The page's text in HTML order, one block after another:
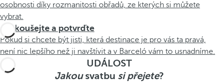
osobnosti díky rozmanitosti obřadů, ze kterých si můžete
vybrat.
Vyzkoušejte a potvrďte
Pokud si chcete být jisti, která destinace je pro vás ta pravá,
není nic lepšího než ji navštívit a v Barceló vám to usnadníme.
UDÁLOST
Jakousvatbu si přejete?